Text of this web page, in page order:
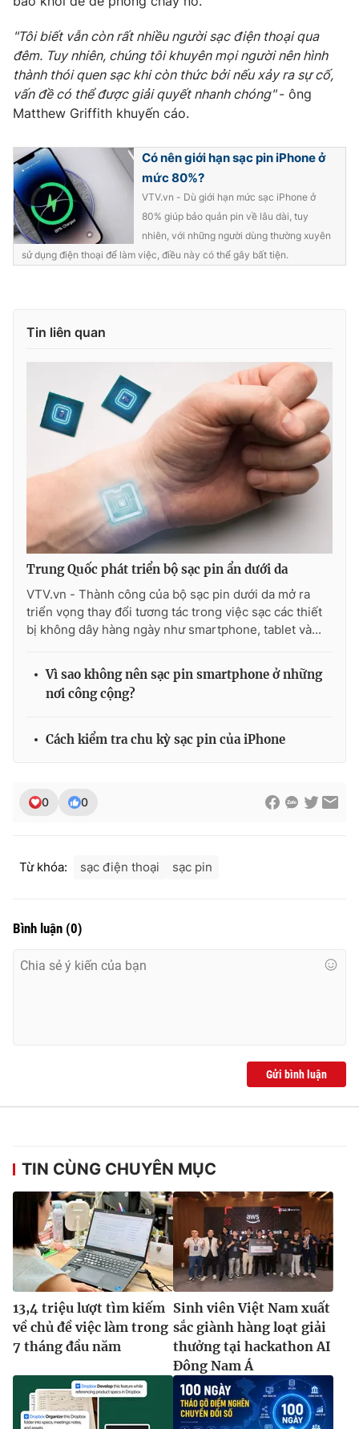
Ðiện thoại Thời báo VTV:024.66 897 897
Email:toasoan@vtv.vn
Liên hệ quảng cáo:024-7300.7108
"Tôi biết vẫn còn rất nhiều người sạc điện thoại qua
đêm. Tuy nhiên, chúng tôi khuyên mọi người nên hình
thành thói quen sạc khi còn thức bởi nếu xảy ra sự cố,
vấn đề có thể được giải quyết nhanh chóng"- ông
Matthew Griffith khuyến cáo.
Có nên giới hạn sạc pin iPhone ở
mức 80%?
VTV.vn - Dù giới hạn mức sạc iPhone ở
80% giúp bảo quản pin về lâu dài, tuy
nhiên, với những người dùng thường xuyên
sử dụng điện thoại để làm việc, điều này có thể gây bất tiện.
Tin liên quan
Trung Quốc phát triển bộ sạc pin ẩn dưới da
VTV.vn - Thành công của bộ sạc pin dưới da mở ra
triển vọng thay đổi tương tác trong việc sạc các thiết
bị không dây hàng ngày như smartphone, tablet và...
Vì sao không nên sạc pin smartphone ở những
nơi công cộng?
Cách kiểm tra chu kỳ sạc pin của iPhone
0 0
Từ khóa: sạc điện thoại sạc pin
Bình luận (0)
Gửi bình luận
TIN CÙNG CHUYÊN MỤC
13,4 triệu lượt tìm kiếm
về chủ đề việc làm trong
7 tháng đầu năm
Sinh viên Việt Nam xuất
sắc giành hàng loạt giải
thưởng tại hackathon AI
Đông Nam Á